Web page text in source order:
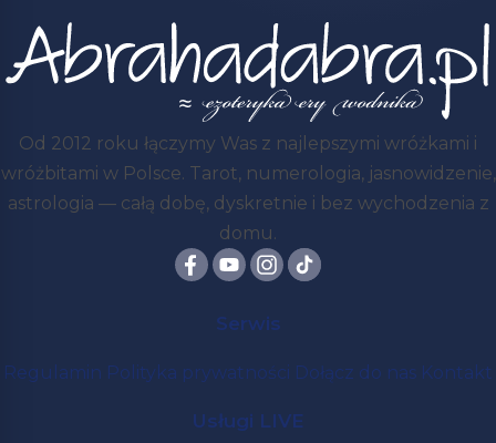
Od 2012 roku łączymy Was z najlepszymi wróżkami i
wróżbitami w Polsce. Tarot, numerologia, jasnowidzenie,
astrologia — całą dobę, dyskretnie i bez wychodzenia z
domu.
Serwis
Regulamin Polityka prywatności Dołącz do nas Kontakt
Usługi LIVE